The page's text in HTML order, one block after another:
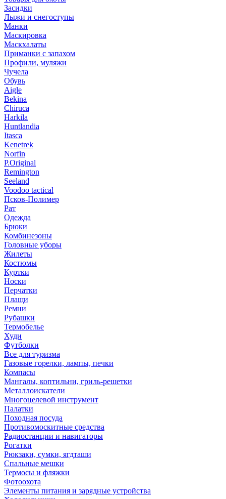
Засидки
Лыжи и снегоступы
Манки
Маскировка
Маскхалаты
Приманки с запахом
Профили, муляжи
Чучела
Обувь
Aigle
Bekina
Chiruсa
Harkila
Huntlandia
Itasca
Kenetrek
Norfin
P.Original
Remington
Seeland
Voodoo tactical
Псков-Полимер
Рат
Одежда
Брюки
Комбинезоны
Головные уборы
Жилеты
Костюмы
Куртки
Носки
Перчатки
Плащи
Ремни
Рубашки
Термобелье
Худи
Футболки
Все для туризма
Газовые горелки, лампы, печки
Компасы
Мангалы, коптильни, гриль-решетки
Металлоискатели
Многоцелевой инструмент
Палатки
Походная посуда
Противомоскитные средства
Радиостанции и навигаторы
Рогатки
Рюкзаки, сумки, ягдташи
Спальные мешки
Термосы и фляжки
Фотоохота
Элементы питания и зарядные устройства